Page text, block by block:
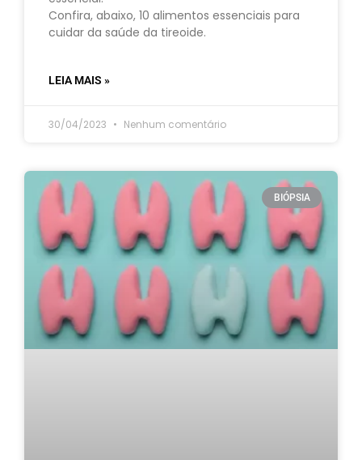
Confira, abaixo, 10 alimentos essenciais para
cuidar da saúde da tireoide.
LEIA MAIS »
30/04/2023 Nenhum comentário
BIÓPSIA